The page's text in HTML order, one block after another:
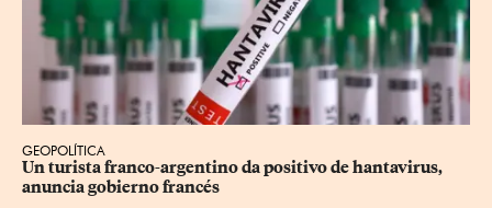
GEOPOLÍTICA
Un turista franco-argentino da positivo de hantavirus,
anuncia gobierno francés